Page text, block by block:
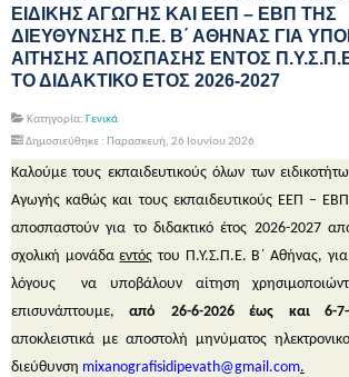
ΕΙΔΙΚΗΣ ΑΓΩΓΗΣ ΚΑΙ ΕΕΠ – ΕΒΠ ΤΗΣ
ΔΙΕΥΘΥΝΣΗΣ Π.Ε. Β΄ ΑΘΗΝΑΣ ΓΙΑ
ΑΙΤΗΣΗΣ ΑΠΟΣΠΑΣΗΣ ΕΝΤΟΣ
ΤΟ ΔΙΔΑΚΤΙΚΟ ΕΤΟΣ 2026-2027
Κατηγορία: Γενικά
Δημοσιεύθηκε : Παρασκευή, 26 Ιουνίου 2026
Καλούμε τους εκπαιδευτικούς όλων των
Αγωγής καθώς και τους εκπαιδευτικούς ΕΕΠ –
αποσπαστούν για το διδακτικό έτος 2026-2027
σχολική μονάδαεντός του Π.Υ.Σ.Π.Ε. Β΄ Αθήνας,
λόγουςνα υποβάλουν αίτηση
επισυνάπτουμε,από 26-6-2026 έως και 6-
αποκλειστικά με αποστολή μηνύματος
διεύθυνση mixanografisidipevath@gmail .com.